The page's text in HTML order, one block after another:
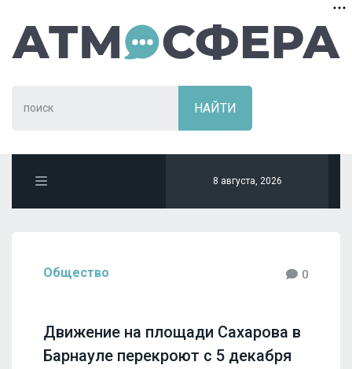
8 августа, 2026
Общество 0
Движение на площади Сахарова в
Барнауле перекроют с 5 декабря